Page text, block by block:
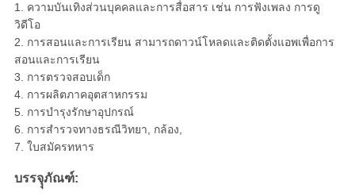
1. ความบันเทิงส่วนบุคคลและการสื่อสาร เช่น การฟังเพลง การดู
วิดีโอ
2. การสอนและการเรียน สามารถดาวน์โหลดและติดตั้งแอพเพื่อการ
สอนและการเรียน
3. การตรวจสอบเด็ก
4. การผลิตภาคอุตสาหกรรม
5. การบำรุงรักษาอุปกรณ์
6. การสำรวจทางธรณีวิทยา, กล้อง,
7. ใบสมัครทหาร
บรรจุุภัณฑ์: